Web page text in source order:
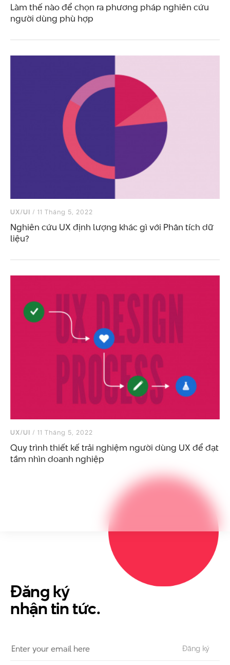
Làm thế nào để chọn ra phương pháp nghiên cứu
người dùng phù hợp
UX/UI / 11 Tháng 5, 2022
Nghiên cứu UX định lượng khác gì với Phân tích dữ
liệu?
UX/UI / 11 Tháng 5, 2022
Quy trình thiết kế trải nghiệm người dùng UX để đạt
tầm nhìn doanh nghiệp
Đăng ký
nhận tin tức.